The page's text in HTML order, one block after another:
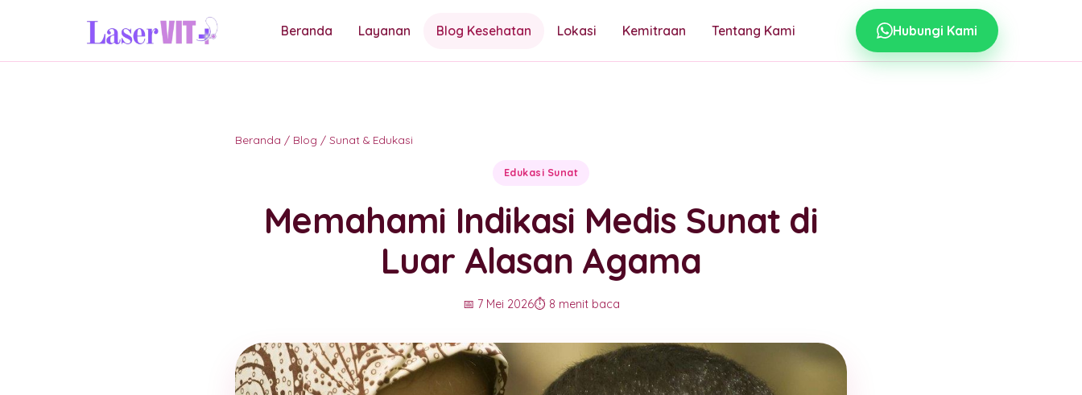
Beranda Layanan Blog Kesehatan Lokasi Kemitraan Tentang Kami Hubungi Kami
Beranda / Blog / Sunat & Edukasi
Edukasi Sunat
Memahami Indikasi Medis Sunat di
Luar Alasan Agama
📅 7 Mei 2026⏱️ 8 menit baca